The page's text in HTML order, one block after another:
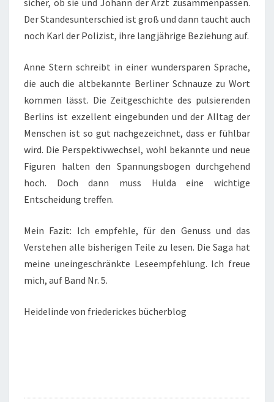
sicher, ob sie und Johann der Arzt zusammenpassen.
Der Standesunterschied ist groß und dann taucht auch
noch Karl der Polizist, ihre langjährige Beziehung auf.
Anne Stern schreibt in einer wundersparen Sprache,
die auch die altbekannte Berliner Schnauze zu Wort
kommen lässt. Die Zeitgeschichte des pulsierenden
Berlins ist exzellent eingebunden und der Alltag der
Menschen ist so gut nachgezeichnet, dass er fühlbar
wird. Die Perspektivwechsel, wohl bekannte und neue
Figuren halten den Spannungsbogen durchgehend
hoch. Doch dann muss Hulda eine wichtige
Entscheidung treffen.
Mein Fazit: Ich empfehle, für den Genuss und das
Verstehen alle bisherigen Teile zu lesen. Die Saga hat
meine uneingeschränkte Leseempfehlung. Ich freue
mich, auf Band Nr. 5.
Heidelinde von friederickes bücherblog